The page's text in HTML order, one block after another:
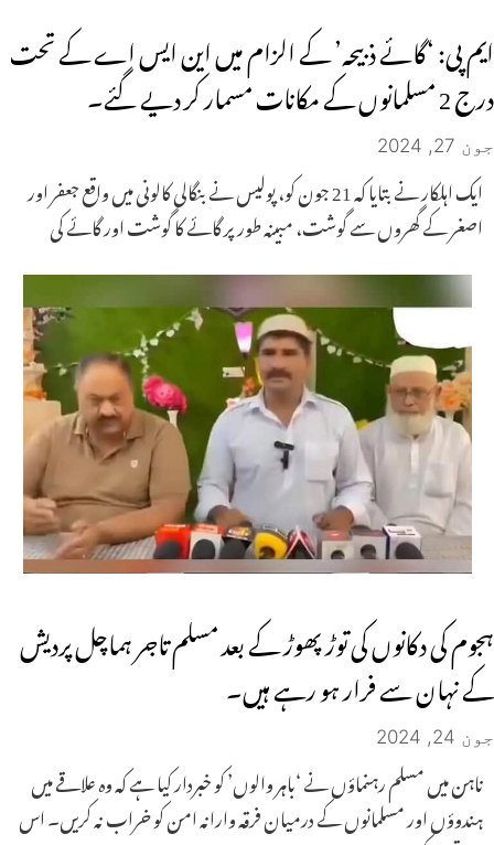
ایم پی: ‘گائے ذبیحہ’ کے الزام میں این ایس اے کے تحت
درج 2 مسلمانوں کے مکانات مسمار کر دیے گئے۔
جون 27, 2024
ایک اہلکار نے بتایا کہ 21 جون کو، پولیس نے بنگالی کالونی میں واقع جعفر اور
اصغر کے گھروں سے گوشت، مبینہ طور پر گائے کا گوشت اور گائے کی
ہجوم کی دکانوں کی توڑ پھوڑ کے بعد مسلم تاجر ہماچل پردیش
کے نہان سے فرار ہو رہے ہیں۔
جون 24, 2024
ناہن میں مسلم رہنماؤں نے ‘باہر والوں’ کو خبردار کیا ہے کہ وہ علاقے میں
ہندوؤں اور مسلمانوں کے درمیان فرقہ وارانہ امن کو خراب نہ کریں۔ اس